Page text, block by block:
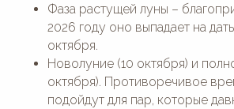
Фаза растущей луны –
2026 году оно выпадает на
октября.
Новолуние (10 октября) и
октября). Противоречивое
подойдут для пар, которые